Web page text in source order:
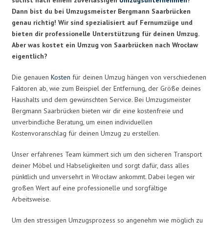
Dann bist du bei Umzugsmeister Bergmann Saarbrücken
genau richtig! Wir sind spezialisiert auf Fernumzüge und
bieten dir professionelle Unterstützung für deinen Umzug.
Aber was kostet ein Umzug von Saarbrücken nach Wrocław
eigentlich?
Die genauen Kosten für deinen Umzug hängen von verschiedenen
Faktoren ab, wie zum Beispiel der Entfernung, der Größe deines
Haushalts und dem gewünschten Service. Bei Umzugsmeister
Bergmann Saarbrücken bieten wir dir eine kostenfreie und
unverbindliche Beratung, um einen individuellen
Kostenvoranschlag für deinen Umzug zu erstellen.
Unser erfahrenes Team kümmert sich um den sicheren Transport
deiner Möbel und Habseligkeiten und sorgt dafür, dass alles
pünktlich und unversehrt in Wrocław ankommt. Dabei legen wir
großen Wert auf eine professionelle und sorgfältige
Arbeitsweise.
Um den stressigen Umzugsprozess so angenehm wie möglich zu